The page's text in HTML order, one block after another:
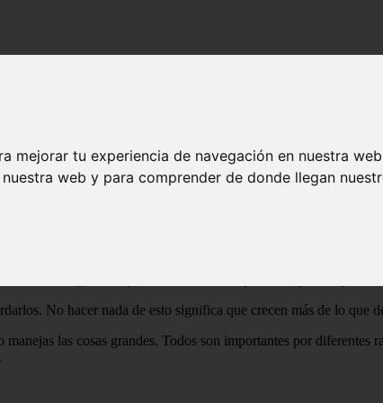
mejorar tu experiencia de navegación en nuestra
web y para comprender de donde llegan
son importantes. A veces, las cosas más pequeñas pueden
pesar más, sobre todo si llegan cuando menos te lo esperas
a lo largo de la Matriz de Eisenhower como patos en un
las cosas grandes que son realmente importantes para ti quedan
No hacer nada de esto significa que crecen más de lo que
las cosas grandes. Todos son importantes por